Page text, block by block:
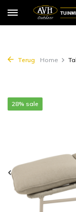
Terug Home
28% sale